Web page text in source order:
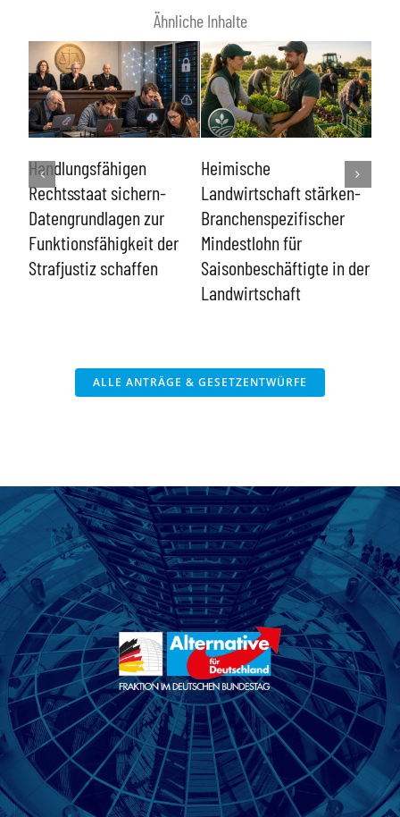
Ähnliche Inhalte
Handlungsfähigen
Rechtsstaat sichern-
Datengrundlagen zur
Funktionsfähigkeit der
Strafjustiz schaffen
Heimische
Landwirtschaft stärken-
Branchenspezifischer
Mindestlohn für
Saisonbeschäftigte in der
Landwirtschaft
ALLE ANTRÄGE & GESETZENTWÜRFE